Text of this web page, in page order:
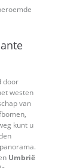
door
westen
van
kunt u
Umbrië